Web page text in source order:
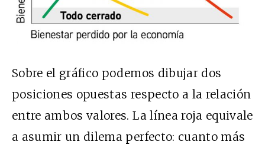
Sobre el gráfico podemos dibujar dos
posiciones opuestas respecto a la relación
entre ambos valores. La línea roja equivale
a asumir un dilema perfecto: cuanto más